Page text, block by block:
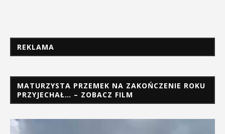
REKLAMA
MATURZYSTA PRZEMEK NA ZAKOŃCZENIE ROKU
PRZYJECHAŁ… – ZOBACZ FILM
Odtwarzacz